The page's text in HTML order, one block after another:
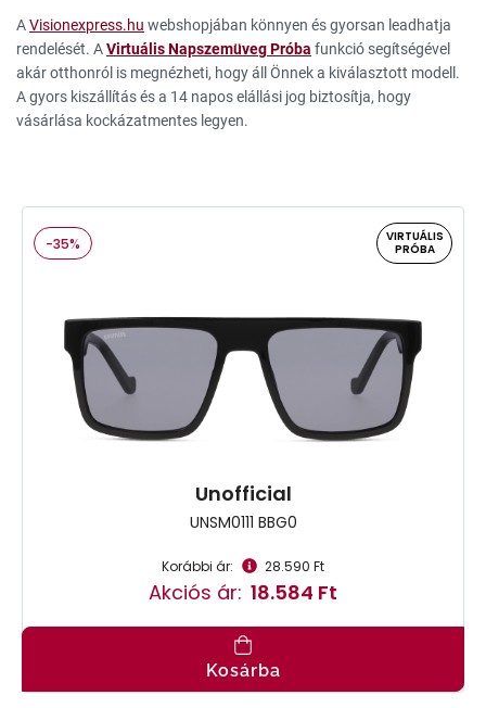
AVisionexpress.hu webshopjában könnyen és gyorsan leadhatja
rendelését. AVirtuális Napszemüveg Próba funkció segítségével
akár otthonról is megnézheti, hogy áll Önnek a kiválasztott modell.
A gyors kiszállítás és a 14 napos elállási jog biztosítja, hogy
vásárlása kockázatmentes legyen.
-35%
VIRTUÁLIS
PRÓBA
Unofficial
UNSM0111 BBG0
Korábbi ár: 28.590 Ft
Akciós ár: 18.584 Ft
Kosárba